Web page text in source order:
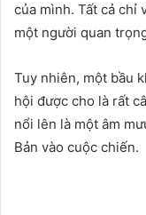
của mình. Tất cả chỉ
một người quan
Tuy nhiên, một bầu
hội được cho là rất
nổi lên là một âm
Bản vào cuộc chiến.